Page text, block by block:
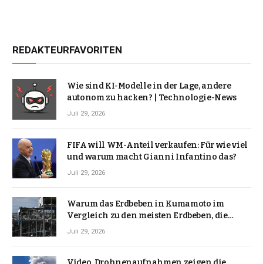
REDAKTEURFAVORITEN
Wie sind KI-Modelle in der Lage, andere
autonom zu hacken? | Technologie-News
Juli 29, 2026
FIFA will WM-Anteil verkaufen: Für wie viel
und warum macht Gianni Infantino das?
Juli 29, 2026
Warum das Erdbeben in Kumamoto im
Vergleich zu den meisten Erdbeben, die
Japan erschütterten, ungewöhnlich ist
Juli 29, 2026